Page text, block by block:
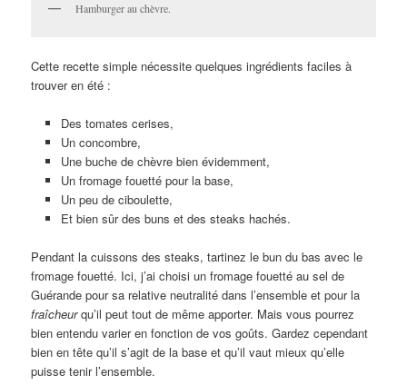
Hamburger au chèvre.
Cette recette simple nécessite quelques ingrédients faciles à
trouver en été :
Des tomates cerises,
Un concombre,
Une buche de chèvre bien évidemment,
Un fromage fouetté pour la base,
Un peu de ciboulette,
Et bien sûr des buns et des steaks hachés.
Pendant la cuissons des steaks, tartinez le bun du bas avec le
fromage fouetté. Ici, j’ai choisi un fromage fouetté au sel de
Guérande pour sa relative neutralité dans l’ensemble et pour la
fraîcheurqu’il peut tout de même apporter. Mais vous pourrez
bien entendu varier en fonction de vos goûts. Gardez cependant
bien en tête qu’il s’agit de la base et qu’il vaut mieux qu’elle
puisse tenir l’ensemble.